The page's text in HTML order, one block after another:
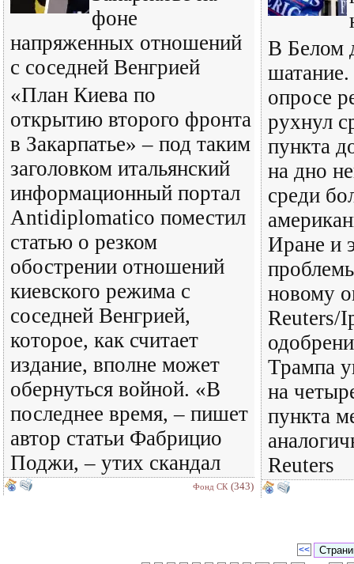
фоне
напряженных отношений
с соседней Венгрией
«План Киева по
открытию второго фронта
в Закарпатье» – под таким
заголовком итальянский
информационный портал
Antidiplomatico поместил
статью о резком
обострении отношений
киевского режима с
соседней Венгрией,
которое, как считает
издание, вполне может
обернуться войной. «В
последнее время, – пишет
автор статьи Фабрицио
Поджи, – утих скандал
Фонд СК (343)
В Белом
опросе
рухнул
пункта
на дно
среди
Иране и
новому
Reuters/
Трампа
на
пункта
Reuters
<<